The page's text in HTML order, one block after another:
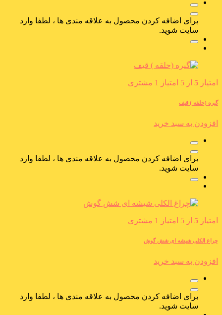
برای اضافه کردن محصول به علاقه مندی ها ، لطفا وارد
سایت شوید.
امتیاز 5 از 5 امتیاز 1 مشتری
گیره (حلقه ) قیف
افزودن به سبد خرید
برای اضافه کردن محصول به علاقه مندی ها ، لطفا وارد
سایت شوید.
امتیاز 5 از 5 امتیاز 1 مشتری
چراغ الکلی شیشه ای شش گوش
افزودن به سبد خرید
برای اضافه کردن محصول به علاقه مندی ها ، لطفا وارد
سایت شوید.